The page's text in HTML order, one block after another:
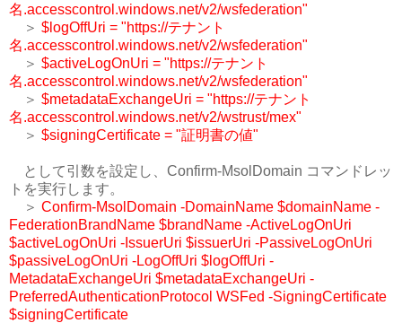
名.accesscontrol.windows.net/v2/wsfederation"
＞ $logOffUri = "https://テナント
名.accesscontrol.windows.net/v2/wsfederation"
＞ $activeLogOnUri = "https://テナント
名.accesscontrol.windows.net/v2/wsfederation"
＞ $metadataExchangeUri = "https://テナント
名.accesscontrol.windows.net/v2/wstrust/mex"
＞ $signingCertificate = "証明書の値"
として引数を設定し、Confirm-MsolDomain コマンドレッ
トを実行します。
＞ Confirm-MsolDomain -DomainName $domainName -
FederationBrandName $brandName -ActiveLogOnUri
$activeLogOnUri -IssuerUri $issuerUri -PassiveLogOnUri
$passiveLogOnUri -LogOffUri $logOffUri -
MetadataExchangeUri $metadataExchangeUri -
PreferredAuthenticationProtocol WSFed -SigningCertificate
$signingCertificate